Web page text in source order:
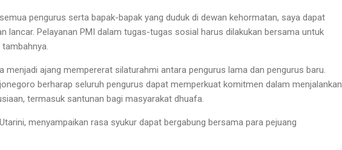
pengurus serta bapak-bapak yang duduk di dewan kehormatan, saya dapat
lancar. Pelayanan PMI dalam tugas-tugas sosial harus dilakukan bersama untuk
menjadi ajang mempererat silaturahmi antara pengurus lama dan pengurus baru.
berharap seluruh pengurus dapat memperkuat komitmen dalam menjalankan
termasuk santunan bagi masyarakat dhuafa.
menyampaikan rasa syukur dapat bergabung bersama para pejuang